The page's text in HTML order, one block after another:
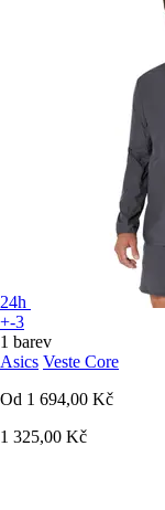
24h
+-3
1 barev
Asics Veste Core
Od 1 694,00 Kč
1 325,00 Kč